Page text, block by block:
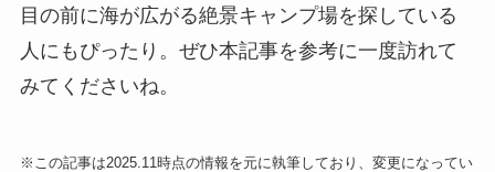
目の前に海が広がる絶景キャンプ場を探している
人にもぴったり。ぜひ本記事を参考に一度訪れて
みてくださいね。
※この記事は2025.11時点の情報を元に執筆しており、変更になってい